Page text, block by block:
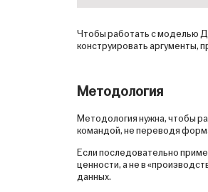
Чтобы работать с моделью
конструировать аргументы,
Методология
Методология нужна, чтобы
командой, не переводя
Если последовательно
ценности, а не в
данных.